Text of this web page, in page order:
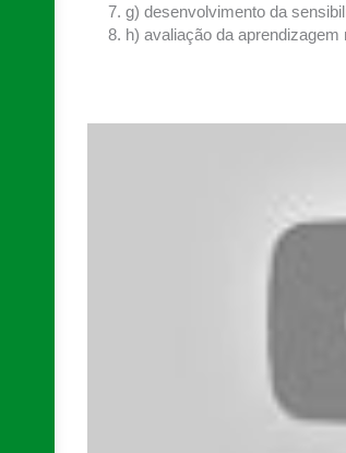
g) desenvolvimento da
h) avaliação da